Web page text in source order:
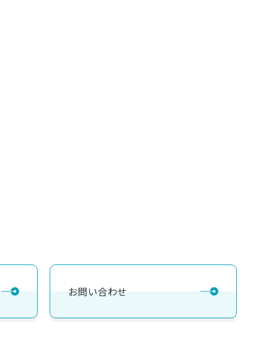
お問い合わせ